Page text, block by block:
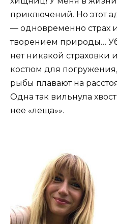
приключений. Но этот
— одновременно страх
творением природы…
нет никакой страховки
костюм для
рыбы плавают на
Одна так вильнула
нее «леща»».